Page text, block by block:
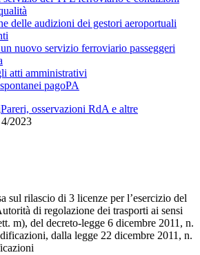
delle audizioni dei gestori aeroportuali
nuovo servizio ferroviario passeggeri
atti amministrativi
pagoPA
Pareri, osservazioni RdA e altre
2023
sul rilascio di 3 licenze per l’esercizio del
di regolazione dei trasporti ai sensi
m), del decreto-legge 6 dicembre 2011, n.
dalla legge 22 dicembre 2011, n.